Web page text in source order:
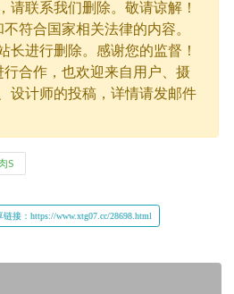
请联系我们删除。敬请谅解！
符合国家相关法律的内容。
长进行删除。感谢您的监督！
合作，也欢迎来自用户、摄
设计师的投稿，详情请发邮件
S
链接：https://www.xtg07.cc/28698.html